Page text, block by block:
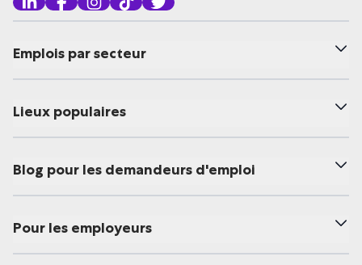
Emplois par secteur
Lieux populaires
Blog pour les demandeurs d'emploi
Pour les employeurs